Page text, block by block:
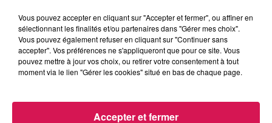
KEEN'V
Je Garde Le Sourire
OFENBACH, STARSAILOR
Four To The Floor
RICHARD MARX
Right Here Waiting
Vous pouvez accepter en cliquant sur "Accepter et fermer", ou affiner en
sélectionnant les finalités et/ou partenaires dans "Gérer mes choix".
Vous pouvez également refuser en cliquant sur "Continuer sans
accepter". Vos préférences ne s'appliqueront que pour ce site. Vous
pouvez mettre à jour vos choix, ou retirer votre consentement à tout
moment via le lien "Gérer les cookies" situé en bas de chaque page.
Accepter et fermer